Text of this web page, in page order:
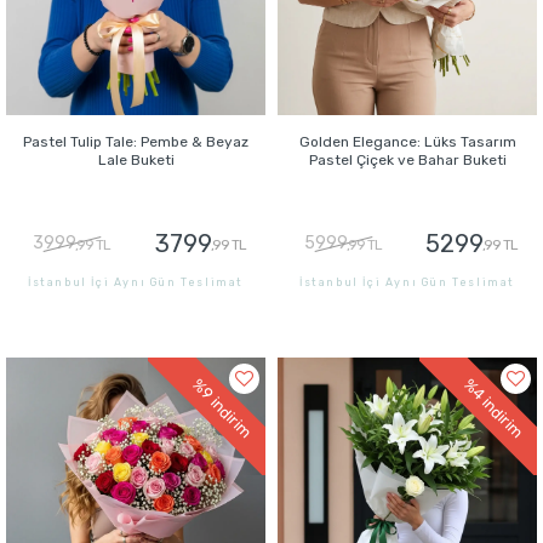
Pastel Tulip Tale: Pembe & Beyaz
Lale Buketi
3999,99 TL 3799,99 TL
İstanbul İçi Aynı Gün Teslimat
Golden Elegance: Lüks Tasarım
Pastel Çiçek ve Bahar Buketi
5999,99 TL 5299,99 TL
İstanbul İçi Aynı Gün Teslimat
%9
indirim
%4
indirim